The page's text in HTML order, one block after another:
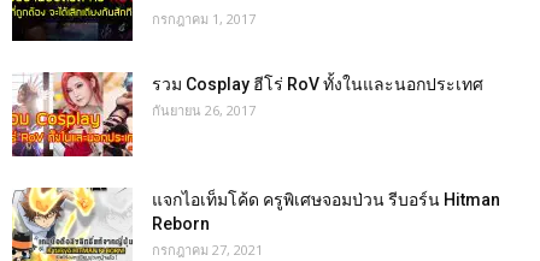
กรกฎาคม 1, 2017
รวม Cosplay ฮีโร่ RoV ทั้งในและนอกประเทศ
กันยายน 26, 2017
แจกไอเท็มโค้ด ครูพิเศษจอมป่วน รีบอร์น Hitman
Reborn
กรกฎาคม 27, 2021